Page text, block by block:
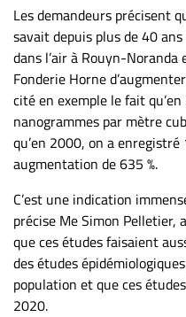
propos
Infolettre
S’abonner
FAQ
Politique de
confidentialité
Les demandeurs précisent
savait depuis plus de 40
dans l’air à Rouyn-
Fonderie Horne
cité en exemple le fait
nanogrammes par mètre
qu’en 2000, on a enregistré
augmentation de 635 %.
C’est une indication
précise Me Simon Pelletier,
que ces études faisaient
des études
population et que ces
2020.